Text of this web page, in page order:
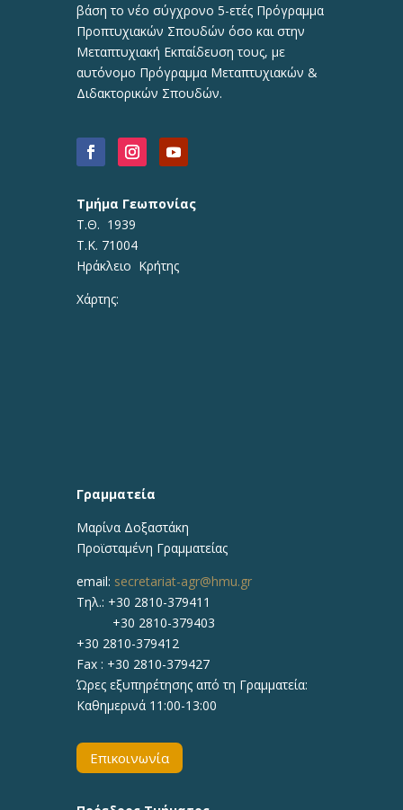
βάση το νέο σύγχρονο 5-ετές Πρόγραμμα
Προπτυχιακών Σπουδών όσο και στην
Μεταπτυχιακή Εκπαίδευση τους, με
αυτόνομο Πρόγραμμα Μεταπτυχιακών &
Διδακτορικών Σπουδών.
Τμήμα Γεωπονίας
Τ.Θ. 1939
Τ.Κ. 71004
Ηράκλειο Κρήτης
Χάρτης:
Γραμματεία
Μαρίνα Δοξαστάκη
Προϊσταμένη Γραμματείας
email: secretariat-agr@hmu.gr
Τηλ.: +30 2810-379411
+30 2810-379403
+30 2810-379412
Fax : +30 2810-379427
Ώρες εξυπηρέτησης από τη Γραμματεία:
Καθημερινά 11:00-13:00
Επικοινωνία